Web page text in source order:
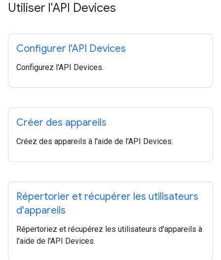
Utiliser l'API Devices
Configurer l'API Devices
Configurez l'API Devices.
Créer des appareils
Créez des appareils à l'aide de l'API Devices.
Répertorier et récupérer les utilisateurs
d'appareils
Répertoriez et récupérez les utilisateurs d'appareils à
l'aide de l'API Devices.